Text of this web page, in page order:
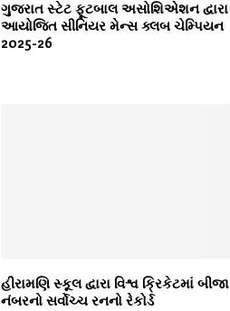
ગુજરાત સ્ટેટ ફૂટબાલ અસોશિએશન દ્વારા
આયોજિત સીનિયર મેન્સ ક્લબ ચેમ્પિયન
2025-26
હીરામણિ સ્કૂલ દ્વારા વિશ્વ ક્રિકેટમાં બીજા
નંબરનો સર્વોચ્ચ રનનો રેકોર્ડ